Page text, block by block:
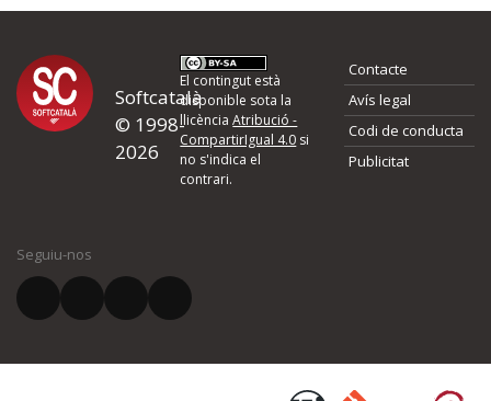
Proposeu-nos millores o
d'errors
Si heu trobat un error o voleu proposar alguna millora, ompliu els
quina és la millora que proposeu o l'error del qual voleu informar-
El vostre correu electrònic *
Softcatalà
© 1998-
2026
El contingut està
disponible sota la
llicènciaAtribució -
CompartirIgual 4.0 si
no s'indica el
contrari.
Contacte
Avís legal
Codi de conducta
Publicitat
Seguiu-nos